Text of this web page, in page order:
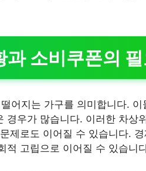
소비쿠폰의
어지는 가구를 의미합니다.
경우가 많습니다. 이러한 차상
제로도 이어질 수 있습니다.
적 고립으로 이어질 수 있습니